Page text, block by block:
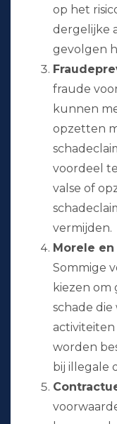
op het
dergelijke
gevolgen
fraude
kunnen
opzetten
voordeel
valse of
vermijden.
Morele
Sommige
kiezen om
schade
activiteiten
worden
bij illegale